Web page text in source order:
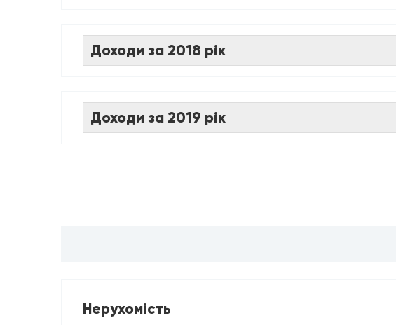
Доходи за 2018 рік
Доходи за 2019 рік
Нерухомість